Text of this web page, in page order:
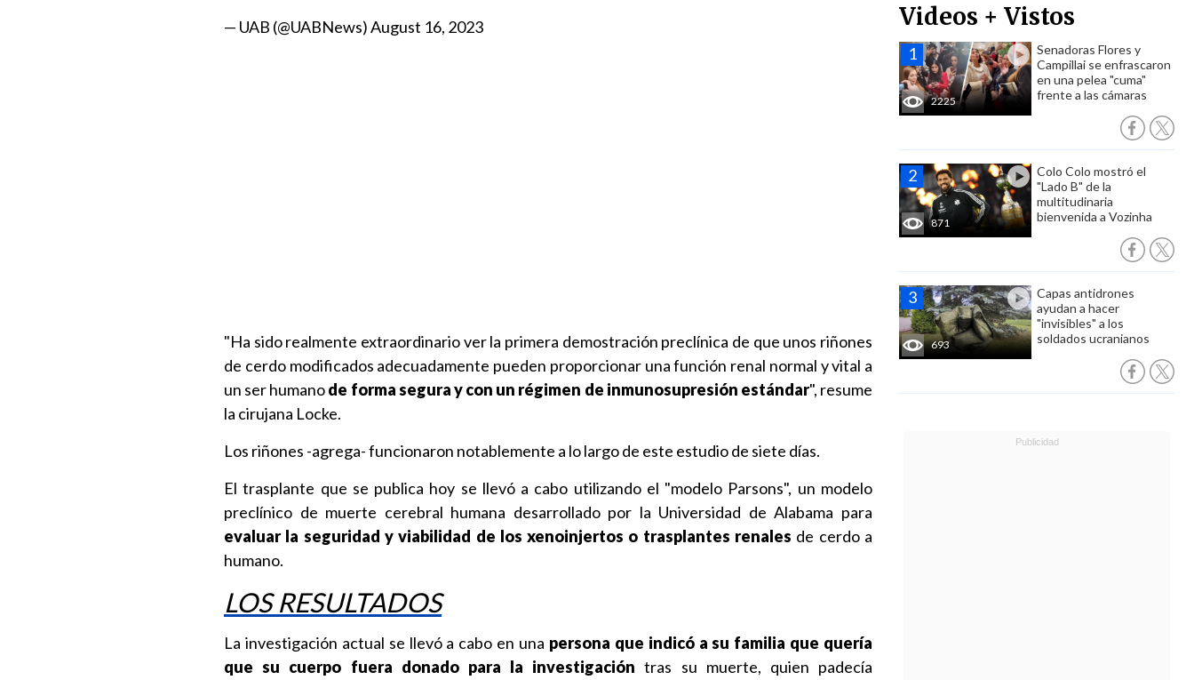
Videos + Vistos
2225
Senadoras Flores y
Campillai se enfrascaron
en una pelea "cuma"
frente a las cámaras
871
Colo Colo mostró el
"Lado B" de la
multitudinaria
bienvenida a Vozinha
693
Capas antidrones
ayudan a hacer
"invisibles" a los
soldados ucranianos
— UAB (@UABNews)August 16, 2023
"Ha sido realmente extraordinario ver la primera demostración preclínica de que unos riñones
de cerdo modificados adecuadamente pueden proporcionar una función renal normal y vital a
un ser humanode forma segura y con un régimen de inmunosupresión estándar", resume
la cirujana Locke.
Los riñones -agrega- funcionaron notablemente a lo largo de este estudio de siete días.
El trasplante que se publica hoy se llevó a cabo utilizando el "modelo Parsons", un modelo
preclínico de muerte cerebral humana desarrollado por la Universidad de Alabama para
evaluar la seguridad y viabilidad de los xenoinjertos o trasplantes renales de cerdo a
humano.
LOS RESULTADOS
La investigación actual se llevó a cabo en una persona que indicó a su familia que quería
que su cuerpo fuera donado para la investigación tras su muerte, quien padecía